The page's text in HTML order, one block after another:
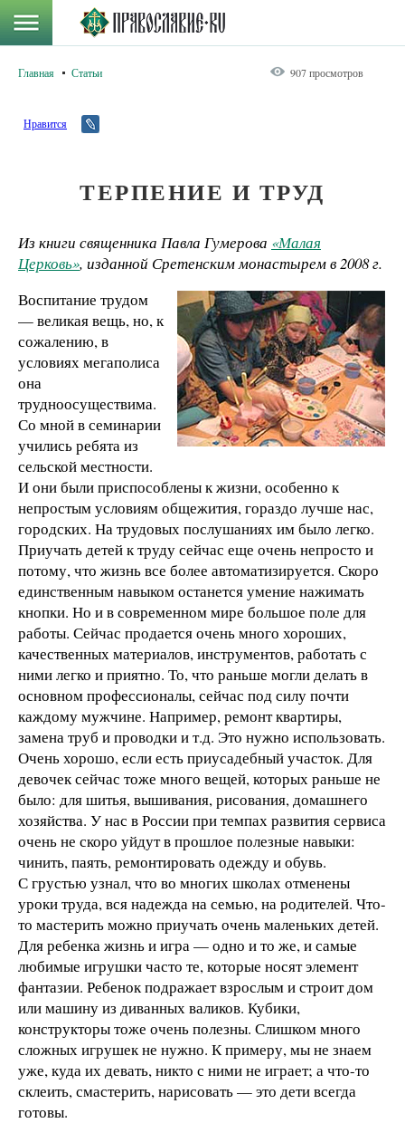
Главная Статьи 907 просмотров
Нравится
ТЕРПЕНИЕ И ТРУД
Из книги священника Павла Гумерова «Малая
Церковь», изданной Сретенским монастырем в 2008 г.
Воспитание трудом
— великая вещь, но, к
сожалению, в
условиях мегаполиса
она
трудноосуществима.
Со мной в семинарии
учились ребята из
сельской местности.
И они были приспособлены к жизни, особенно к
непростым условиям общежития, гораздо лучше нас,
городских. На трудовых послушаниях им было легко.
Приучать детей к труду сейчас еще очень непросто и
потому, что жизнь все более автоматизируется. Скоро
единственным навыком останется умение нажимать
кнопки. Но и в современном мире большое поле для
работы. Сейчас продается очень много хороших,
качественных материалов, инструментов, работать с
ними легко и приятно. То, что раньше могли делать в
основном профессионалы, сейчас под силу почти
каждому мужчине. Например, ремонт квартиры,
замена труб и проводки и т.д. Это нужно использовать.
Очень хорошо, если есть приусадебный участок. Для
девочек сейчас тоже много вещей, которых раньше не
было: для шитья, вышивания, рисования, домашнего
хозяйства. У нас в России при темпах развития сервиса
очень не скоро уйдут в прошлое полезные навыки:
чинить, паять, ремонтировать одежду и обувь.
С грустью узнал, что во многих школах отменены
уроки труда, вся надежда на семью, на родителей. Что-
то мастерить можно приучать очень маленьких детей.
Для ребенка жизнь и игра — одно и то же, и самые
любимые игрушки часто те, которые носят элемент
фантазии. Ребенок подражает взрослым и строит дом
или машину из диванных валиков. Кубики,
конструкторы тоже очень полезны. Слишком много
сложных игрушек не нужно. К примеру, мы не знаем
уже, куда их девать, никто с ними не играет; а что-то
склеить, смастерить, нарисовать — это дети всегда
готовы.